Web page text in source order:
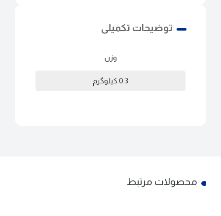
توضیحات تکمیلی
وزن
0.3 کیلوگرم
محصولات مرتبط